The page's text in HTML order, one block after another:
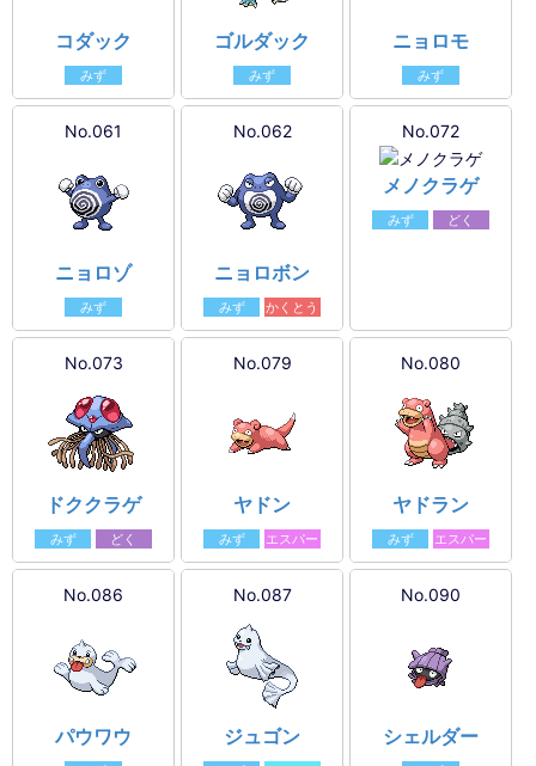
コダック
みず
ゴルダック
みず
ニョロモ
みず
No.061
ニョロゾ
みず
No.062
ニョロボン
みず かくとう
No.072
メノクラゲ
みず どく
No.073
ドククラゲ
みず どく
No.079
ヤドン
みず エスパー
No.080
ヤドラン
みず エスパー
No.086
パウワウ
No.087
ジュゴン
No.090
シェルダー